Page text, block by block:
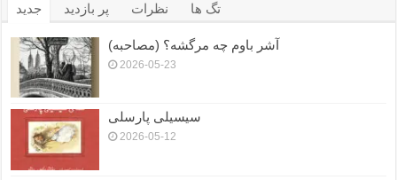
جدید پر بازدید نظرات تگ ها
آشر باوم چه مرگشه؟ (مصاحبه)
2026-05-23
سیسیلی پارسلی
2026-05-12